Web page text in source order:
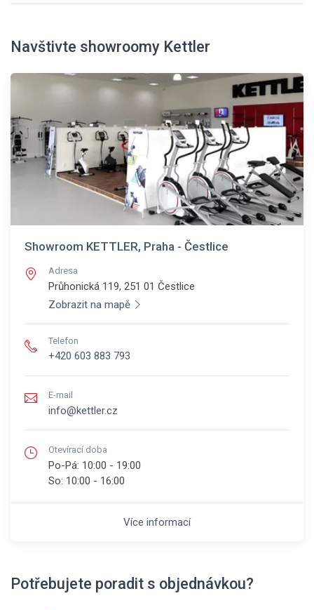
Navštivte showroomy Kettler
Showroom KETTLER, Praha - Čestlice
Adresa
Průhonická 119, 251 01 Čestlice
Zobrazit na mapě
Telefon
+420 603 883 793
E-mail
info@kettler.cz
Otevírací doba
Po-Pá: 10:00 - 19:00
So: 10:00 - 16:00
Více informací
Potřebujete poradit s objednávkou?